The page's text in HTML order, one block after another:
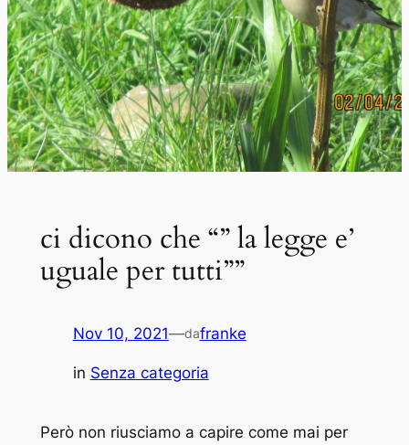
ci dicono che “” la legge e’
uguale per tutti””
Nov 10, 2021—dafranke
in Senza categoria
Però non riusciamo a capire come mai per